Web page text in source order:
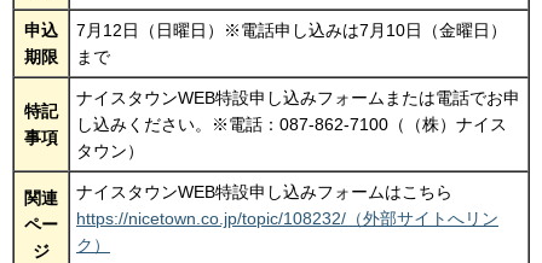
申込
期限
7月12日（日曜日）※電話申し込みは7月10日（金曜日）
まで
特記
事項
ナイスタウンWEB特設申し込みフォームまたは電話でお申
し込みください。※電話：087-862-7100（（株）ナイス
タウン）
関連
ペー
ジ
ナイスタウンWEB特設申し込みフォームはこちら
https://nicetown.co.jp/topic/108232/（外部サイトへリン
ク）